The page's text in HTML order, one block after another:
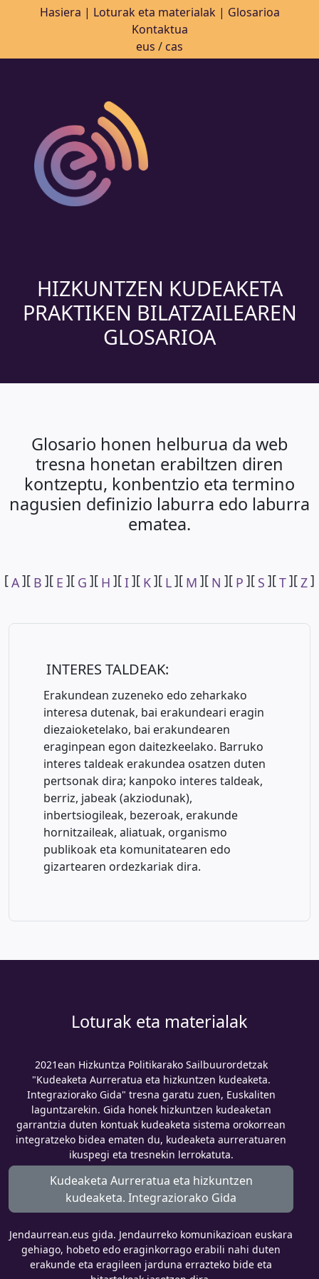
Hasiera | Loturak eta materialak | Glosarioa
Kontaktua
eus / cas
HIZKUNTZEN KUDEAKETA
PRAKTIKEN BILATZAILEAREN
GLOSARIOA
Glosario honen helburua da web
tresna honetan erabiltzen diren
kontzeptu, konbentzio eta termino
nagusien definizio laburra edo laburra
ematea.
[A][ B ][ E ][ G ][ H ][I][ K][ L][ M ][ N ][ P ][ S ][T][Z]
INTERES TALDEAK:
Erakundean zuzeneko edo zeharkako
interesa dutenak, bai erakundeari eragin
diezaioketelako, bai erakundearen
eraginpean egon daitezkeelako. Barruko
interes taldeak erakundea osatzen duten
pertsonak dira; kanpoko interes taldeak,
berriz, jabeak (akziodunak),
inbertsiogileak, bezeroak, erakunde
hornitzaileak, aliatuak, organismo
publikoak eta komunitatearen edo
gizartearen ordezkariak dira.
Loturak eta materialak
2021ean Hizkuntza Politikarako Sailbuurordetzak
"Kudeaketa Aurreratua eta hizkuntzen kudeaketa.
Integraziorako Gida" tresna garatu zuen, Euskaliten
laguntzarekin. Gida honek hizkuntzen kudeaketan
garrantzia duten kontuak kudeaketa sistema orokorrean
integratzeko bidea ematen du, kudeaketa aurreratuaren
ikuspegi eta tresnekin lerrokatuta.
Kudeaketa Aurreratua eta hizkuntzen
kudeaketa. Integraziorako Gida
Jendaurrean.eus gida. Jendaurreko komunikazioan euskara
gehiago, hobeto edo eraginkorrago erabili nahi duten
erakunde eta eragileen jarduna errazteko bide eta